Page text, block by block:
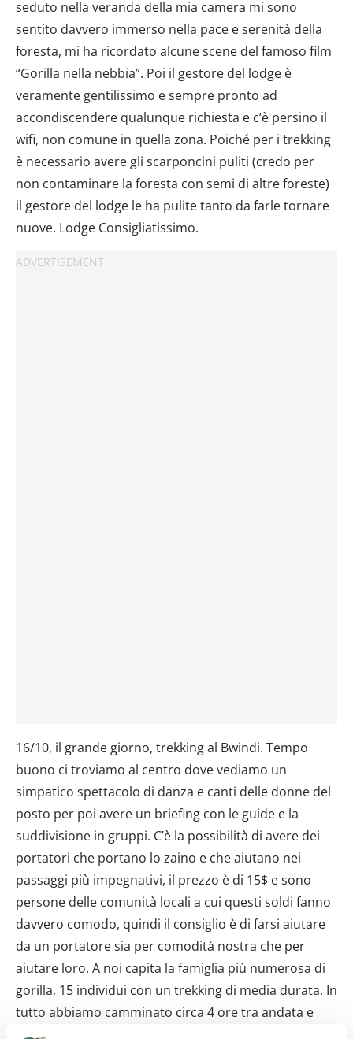
seduto nella veranda della mia camera mi sono
sentito davvero immerso nella pace e serenità della
foresta, mi ha ricordato alcune scene del famoso film
“Gorilla nella nebbia”. Poi il gestore del lodge è
veramente gentilissimo e sempre pronto ad
accondiscendere qualunque richiesta e c’è persino il
wifi, non comune in quella zona. Poiché per i trekking
è necessario avere gli scarponcini puliti (credo per
non contaminare la foresta con semi di altre foreste)
il gestore del lodge le ha pulite tanto da farle tornare
nuove. Lodge Consigliatissimo.
16/10, il grande giorno, trekking al Bwindi. Tempo
buono ci troviamo al centro dove vediamo un
simpatico spettacolo di danza e canti delle donne del
posto per poi avere un briefing con le guide e la
suddivisione in gruppi. C’è la possibilità di avere dei
portatori che portano lo zaino e che aiutano nei
passaggi più impegnativi, il prezzo è di 15$ e sono
persone delle comunità locali a cui questi soldi fanno
davvero comodo, quindi il consiglio è di farsi aiutare
da un portatore sia per comodità nostra che per
aiutare loro. A noi capita la famiglia più numerosa di
gorilla, 15 individui con un trekking di media durata. In
tutto abbiamo camminato circa 4 ore tra andata e
ritorno, in realtà anche rallentati da una coppia di